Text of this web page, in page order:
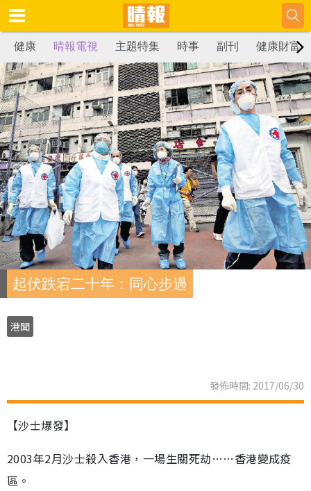
健康 晴報電視 主題特集 時事 副刊 健康財富
起伏跌宕二十年：同心步過
港聞
發佈時間: 2017/06/30
【沙士爆發】
2003年2月沙士殺入香港，一場生關死劫……香港變成疫
區。